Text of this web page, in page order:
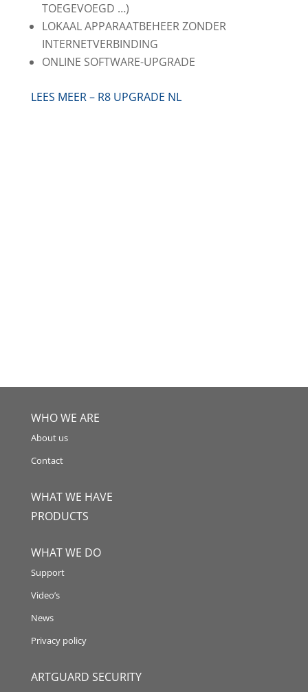
TOEGEVOEGD …)
LOKAAL APPARAATBEHEER ZONDER
INTERNETVERBINDING
ONLINE SOFTWARE-UPGRADE
LEES MEER – R8 UPGRADE NL
WHO WE ARE
About us
Contact
WHAT WE HAVE
PRODUCTS
WHAT WE DO
Support
Video’s
News
Privacy policy
ARTGUARD SECURITY